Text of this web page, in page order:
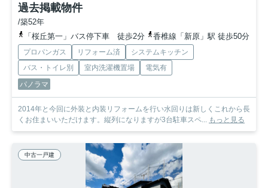
過去掲載物件
/築52年
「桜丘第一」バス停下車 徒歩2分
香椎線「新原」駅 徒歩50分
プロパンガス リフォーム済
システムキッチン
バス・トイレ別
室内洗濯機置場
電気有
パノラマ
2014年と今回に外装と内装リフォームを行い水回りは新しくこれから長
くお住まいいただけます。縦列になりますが3台駐車スペ...
もっと見る
中古一戸建